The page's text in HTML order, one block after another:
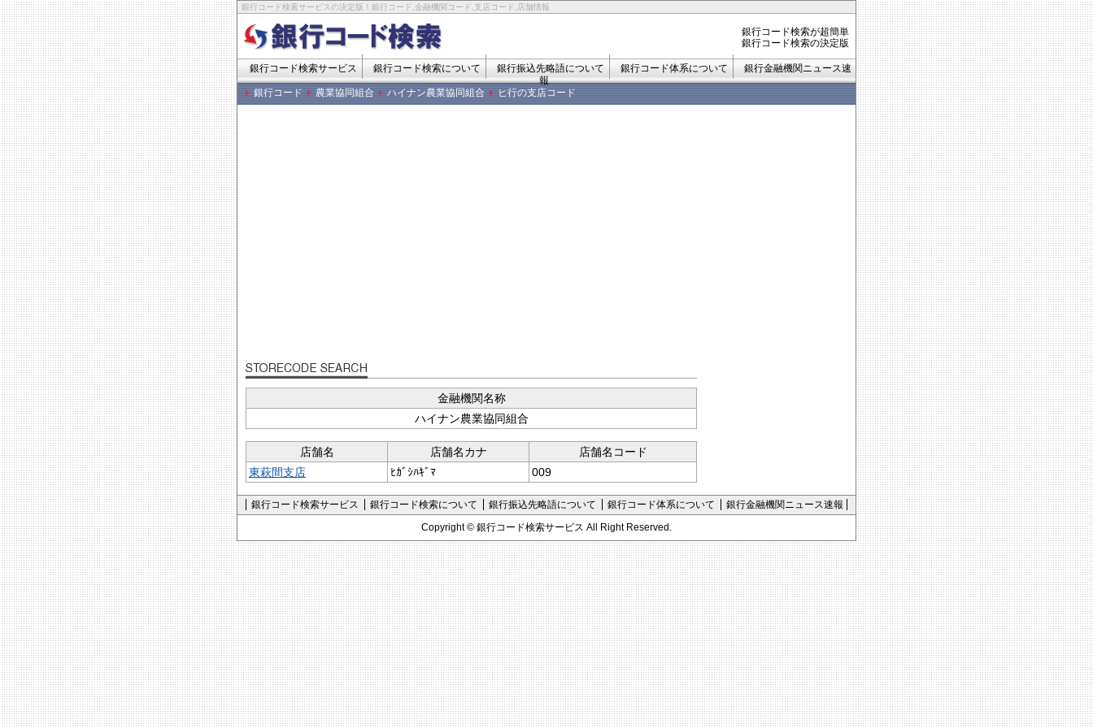
銀行コード検索サービスの決定版！銀行コード,金融機関コード,支店コード,店舗情報
銀行コード検索が超簡単
銀行コード検索の決定版
銀行コード検索サービス 銀行コード検索について 銀行振込先略語について 銀行コード体系について
銀行金融機関ニュース速
報
銀行コード
農業協同組合 ハイナン農業協同組合 ヒ行の支店コード
金融機関名称
ハイナン農業協同組合
店舗名 店舗名カナ
店舗名コード
東萩間支店
ﾋｶﾞｼﾊｷﾞﾏ 009
銀行コード検索サービス 銀行コード検索について 銀行振込先略語について 銀行コード体系について
銀行金融機関ニュース速報
Copyright © 銀行コード検索サービス All Right Reserved.